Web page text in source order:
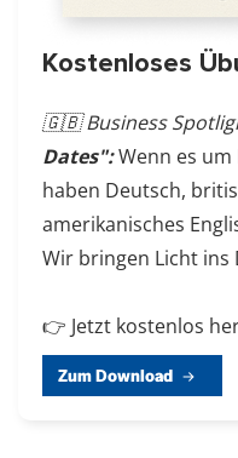
Kostenloses
🇬🇧 Business
Dates":Wenn es
haben Deutsch,
amerikanisches
Wir bringen Licht ins
👉 Jetzt kostenlos
Zum Download